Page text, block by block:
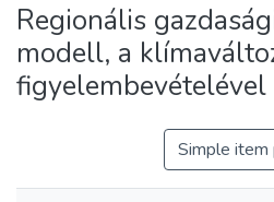
Regionális
modell, a
figyelembevételével
Simple item